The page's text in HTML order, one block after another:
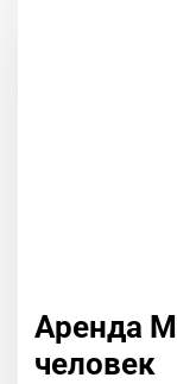
Аренда
человек